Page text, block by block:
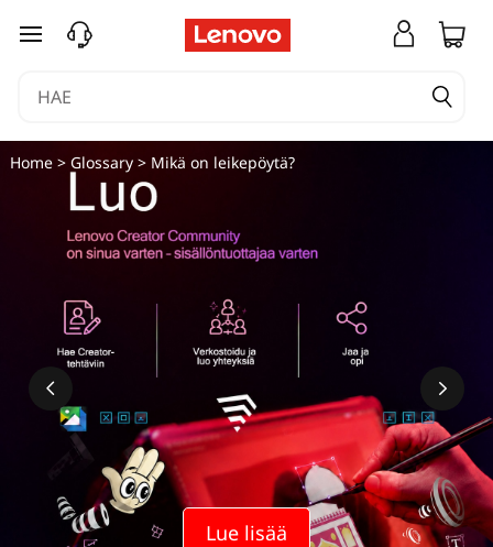
M
ä
siirry pääsisältöön
Lue lisää
Home> Glossary> Mikä on leikepöytä?